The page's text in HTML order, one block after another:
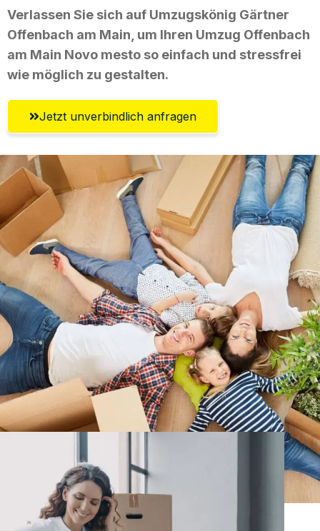
Verlassen Sie sich auf Umzugskönig Gärtner
Offenbach am Main, um Ihren Umzug Offenbach
am Main Novo mesto so einfach und stressfrei
wie möglich zu gestalten.
Jetzt unverbindlich anfragen